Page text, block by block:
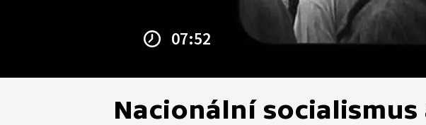
07:52
Nacionální